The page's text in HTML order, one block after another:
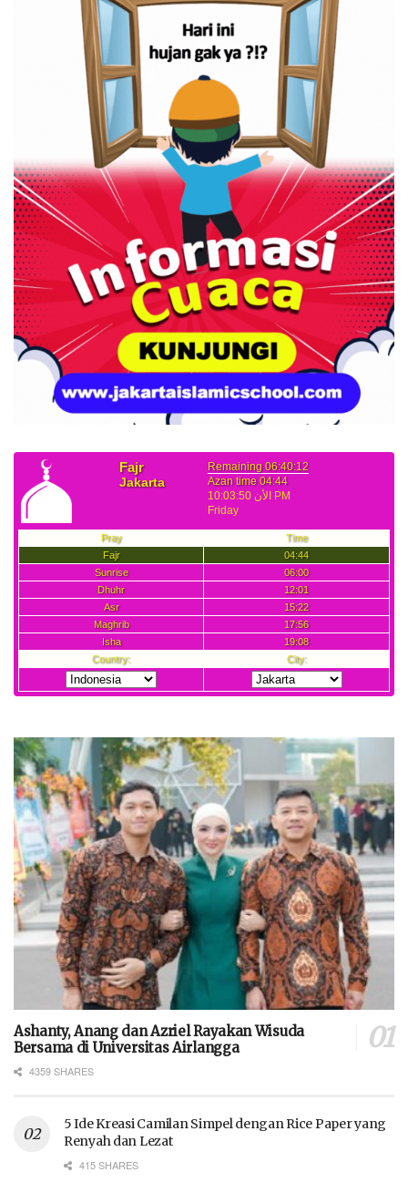
Ashanty, Anang dan Azriel Rayakan Wisuda
Bersama di Universitas Airlangga
4359 SHARES
5 Ide Kreasi Camilan Simpel dengan Rice Paper yang
Renyah dan Lezat
415 SHARES